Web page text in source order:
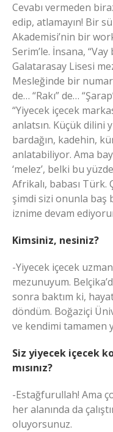
Cevabı vermeden
edip, atlamayın! Bir
Akademisi’nin bir
Serim’le. İnsana,
Galatarasay Lisesi
Mesleğinde bir
de… “Rakı” de…
“Yiyecek içecek
anlatsın. Küçük dilini
bardağın, kadehin,
anlatabiliyor. Ama
‘melez’, belki bu
Afrikalı, babası
şimdi sizi onunla baş
iznime devam
Kimsiniz, nesiniz?
-Yiyecek içecek
mezunuyum.
sonra baktım ki,
döndüm. Boğaziçi
ve kendimi tamamen
Siz yiyecek içecek
mısınız?
-Estağfurullah! Ama
her alanında da
oluyorsunuz.